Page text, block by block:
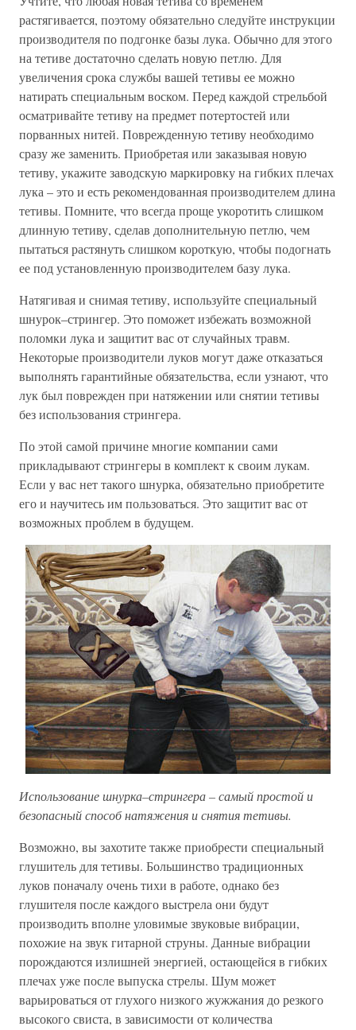
растягивается, поэтому обязательно следуйте инструкции
производителя по подгонке базы лука. Обычно для этого
на тетиве достаточно сделать новую петлю. Для
увеличения срока службы вашей тетивы ее можно
натирать специальным воском. Перед каждой стрельбой
осматривайте тетиву на предмет потертостей или
порванных нитей. Поврежденную тетиву необходимо
сразу же заменить. Приобретая или заказывая новую
тетиву, укажите заводскую маркировку на гибких плечах
лука – это и есть рекомендованная производителем длина
тетивы. Помните, что всегда проще укоротить слишком
длинную тетиву, сделав дополнительную петлю, чем
пытаться растянуть слишком короткую, чтобы подогнать
ее под установленную производителем базу лука.
Натягивая и снимая тетиву, используйте специальный
шнурок–стрингер. Это поможет избежать возможной
поломки лука и защитит вас от случайных травм.
Некоторые производители луков могут даже отказаться
выполнять гарантийные обязательства, если узнают, что
лук был поврежден при натяжении или снятии тетивы
без использования стрингера.
По этой самой причине многие компании сами
прикладывают стрингеры в комплект к своим лукам.
Если у вас нет такого шнурка, обязательно приобретите
его и научитесь им пользоваться. Это защитит вас от
возможных проблем в будущем.
Использование шнурка–стрингера – самый простой и
безопасный способ натяжения и снятия тетивы.
Возможно, вы захотите также приобрести специальный
глушитель для тетивы. Большинство традиционных
луков поначалу очень тихи в работе, однако без
глушителя после каждого выстрела они будут
производить вполне уловимые звуковые вибрации,
похожие на звук гитарной струны. Данные вибрации
порождаются излишней энергией, остающейся в гибких
плечах уже после выпуска стрелы. Шум может
варьироваться от глухого низкого жужжания до резкого
высокого свиста, в зависимости от количества